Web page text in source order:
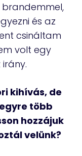
és az
csináltam
volt egy
kihívás, de
több
hozzájuk
velünk?